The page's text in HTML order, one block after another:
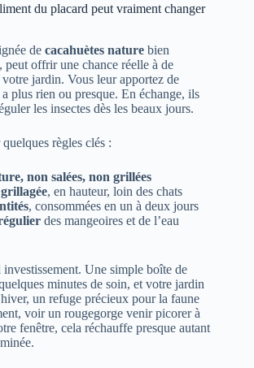
du placard peut vraiment changer
de cacahuètes nature bien
peut offrir une chance réelle à de
jardin. Vous leur apportez de
plus rien ou presque. En échange, ils
les insectes dès les beaux jours.
règles clés :
non salées, non grillées
, en hauteur, loin des chats
, consommées en un à deux jours
des mangeoires et de l’eau
investissement. Une simple boîte de
minutes de soin, et votre jardin
un refuge précieux pour la faune
voir un rougegorge venir picorer à
fenêtre, cela réchauffe presque autant